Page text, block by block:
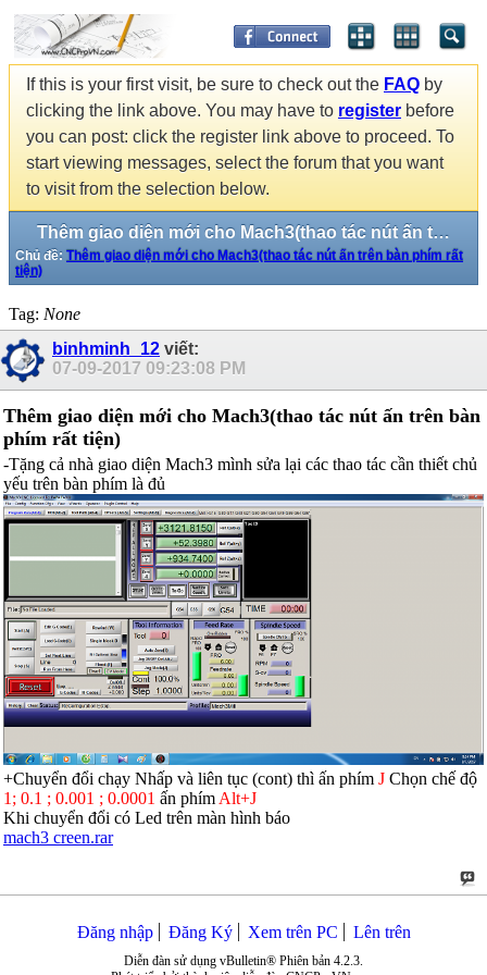
If this is your first visit, be sure to check out the FAQ by
clicking the link above. You may have to register before
you can post: click the register link above to proceed. To
start viewing messages, select the forum that you want
to visit from the selection below.
Thêm giao diện mới cho Mach3(thao tác nút ấn trên bàn phím rất tiện)
Chủ đề: Thêm giao diện mới cho Mach3(thao tác nút ấn trên bàn phím rất
tiện)
Tag: None
binhminh_12 viết:
07-09-2017 09:23:08 PM
Thêm giao diện mới cho Mach3(thao tác nút ấn trên bàn
phím rất tiện)
-Tặng cả nhà giao diện Mach3 mình sửa lại các thao tác cần thiết chủ
yếu trên bàn phím là đủ
+Chuyển đổi chạy Nhấp và liên tục (cont) thì ấn phím J Chọn chế độ
1; 0.1 ; 0.001 ; 0.0001 ấn phím Alt+J
Khi chuyển đổi có Led trên màn hình báo
mach3 creen.rar
Đăng nhập Đăng Ký Xem trên PC Lên trên
Diễn đàn sử dụng vBulletin® Phiên bản 4.2.3.